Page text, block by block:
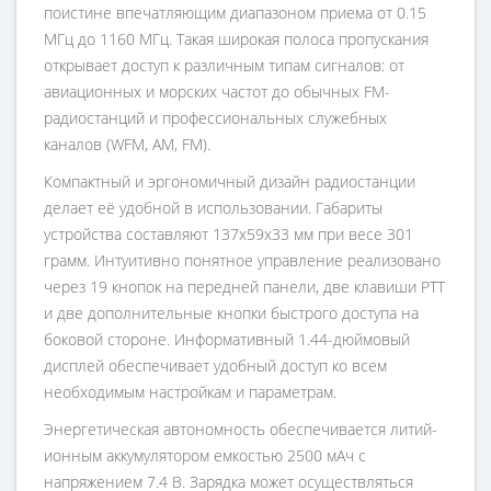
поистине впечатляющим диапазоном приема от 0.15
МГц до 1160 МГц. Такая широкая полоса пропускания
открывает доступ к различным типам сигналов: от
авиационных и морских частот до обычных FM-
радиостанций и профессиональных служебных
каналов (WFM, AM, FM).
Компактный и эргономичный дизайн радиостанции
делает её удобной в использовании. Габариты
устройства составляют 137x59x33 мм при весе 301
грамм. Интуитивно понятное управление реализовано
через 19 кнопок на передней панели, две клавиши PTT
и две дополнительные кнопки быстрого доступа на
боковой стороне. Информативный 1.44-дюймовый
дисплей обеспечивает удобный доступ ко всем
необходимым настройкам и параметрам.
Энергетическая автономность обеспечивается литий-
ионным аккумулятором емкостью 2500 мАч с
напряжением 7.4 В. Зарядка может осуществляться